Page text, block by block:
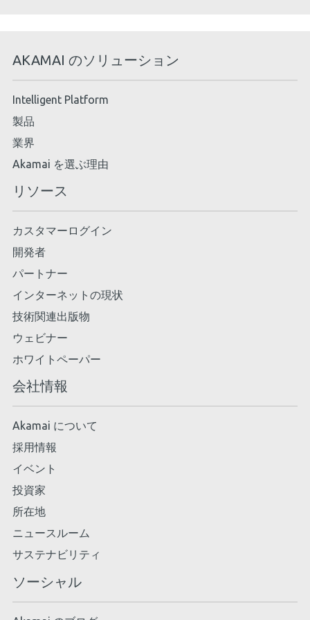
AKAMAI のソリューション
Intelligent Platform
製品
業界
Akamai を選ぶ理由
リソース
カスタマーログイン
開発者
パートナー
インターネットの現状
技術関連出版物
ウェビナー
ホワイトペーパー
会社情報
Akamai について
採用情報
イベント
投資家
所在地
ニュースルーム
サステナビリティ
ソーシャル